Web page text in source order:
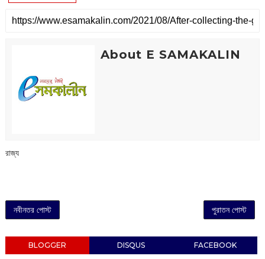
About E SAMAKALIN
রাজ্য
নবীনতর পোস্ট পুরাতন পোস্ট
BLOGGER DISQUS FACEBOOK